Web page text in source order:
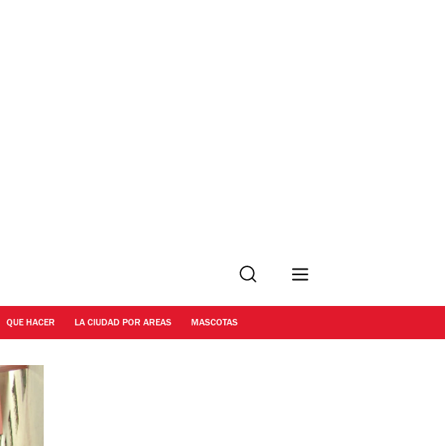
Buscar
QUE HACER LA CIUDAD POR AREAS MASCOTAS